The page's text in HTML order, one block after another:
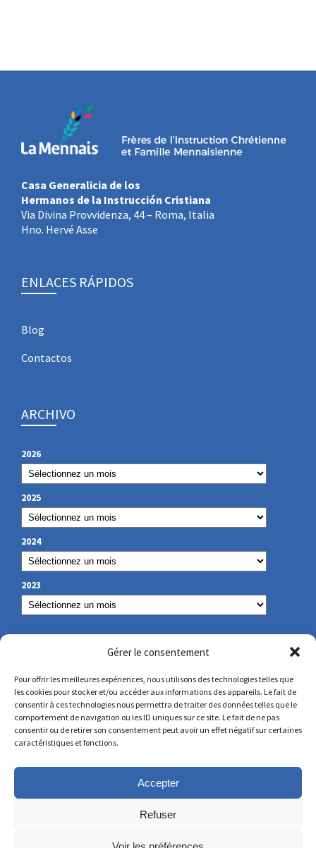
Gérer le consentement
Pour offrir les meilleures expériences, nous utilisons des technologies telles que
les cookies pour stocker et/ou accéder aux informations des appareils. Le fait de
consentir à ces technologies nous permettra de traiter des données telles que le
comportement de navigation ou les ID uniques sur ce site. Le fait de ne pas
consentir ou de retirer son consentement peut avoir un effet négatif sur certaines
caractéristiques et fonctions.
Accepter
Refuser
Casa Generalicia de los
Hermanos de la Instrucción Cristiana
Via Divina Provvidenza, 44 – Roma, Italia
Hno. Hervé Asse
ENLACES RÁPIDOS
Blog
Contactos
ARCHIVO
2026
2025
2024
2023
NUESTROS DATOS DE CONTACTO
secretariat@lamennais.org
protectionenfance@lamennais.org